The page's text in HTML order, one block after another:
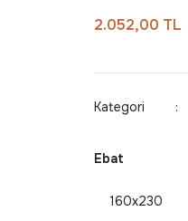
2.052,00 TL
Kategori
Ebat
160x230